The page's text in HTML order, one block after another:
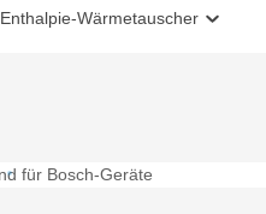
Enthalpie-Wärmetauscher